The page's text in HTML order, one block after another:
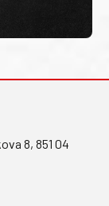
8, 851 04